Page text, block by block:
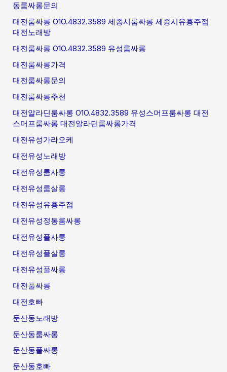
동룸싸롱문의
대전룸싸롱 O1O.4832.3589 세종시룸싸롱 세종시유흥주점
대전노래방
대전룸싸롱 O1O.4832.3589 유성룸싸롱
대전룸싸롱가격
대전룸싸롱문의
대전룸싸롱추천
대전알라딘룸싸롱 O1O.4832.3589 유성스머프룸싸롱 대전
스머프룸싸롱 대전알라딘룸싸롱가격
대전유성가라오케
대전유성노래방
대전유성룸사롱
대전유성룸살롱
대전유성유흥주점
대전유성정통룸싸롱
대전유성풀사롱
대전유성풀살롱
대전유성풀싸롱
대전풀싸롱
대전호빠
둔산동노래방
둔산동룸싸롱
둔산동풀싸롱
둔산동호빠